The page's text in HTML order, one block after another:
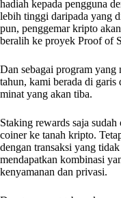
hadiah kepada pengguna
lebih tinggi daripada yang
pun, penggemar kripto
beralih ke proyek Proof of
Dan sebagai program yang
tahun, kami berada di garis
minat yang akan tiba.
Staking rewards saja
coiner ke tanah kripto.
dengan transaksi yang
mendapatkan kombinasi
kenyamanan dan privasi.